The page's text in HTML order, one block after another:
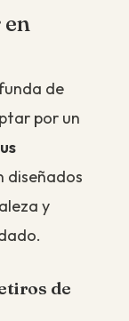
de
por un
diseñados
y
de